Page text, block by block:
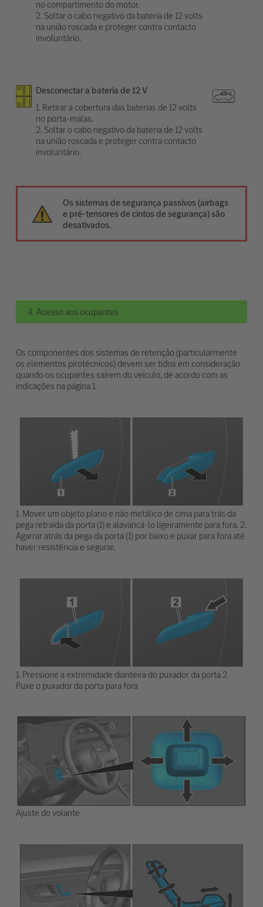
no compartimento do motor.
2. Soltar o cabo negativo da bateria de 12 volts
na união roscada e proteger contra contacto
involuntário.
Desconectar a bateria de 12 V
1. Retirar a cobertura das baterias de 12 volts
no porta-malas.
2. Soltar o cabo negativo da bateria de 12 volts
na união roscada e proteger contra contacto
involuntário.
Os sistemas de segurança passivos (airbags
e pré-tensores de cintos de segurança) são
desativados.
4. Acesso aos ocupantes
Os componentes dos sistemas de retenção (particularmente
os elementos pirotécnicos) devem ser tidos em consideração
quando os ocupantes saírem do veículo, de acordo com as
indicações na página 1.
1. Mover um objeto plano e não metálico de cima para trás da
pega retraída da porta (1) e alavancá-lo ligeiramente para fora. 2.
Agarrar atrás da pega da porta (1) por baixo e puxar para fora até
haver resistência e segurar.
1. Pressione a extremidade dianteira do puxador da porta 2.
Puxe o puxador da porta para fora
Ajuste do volante